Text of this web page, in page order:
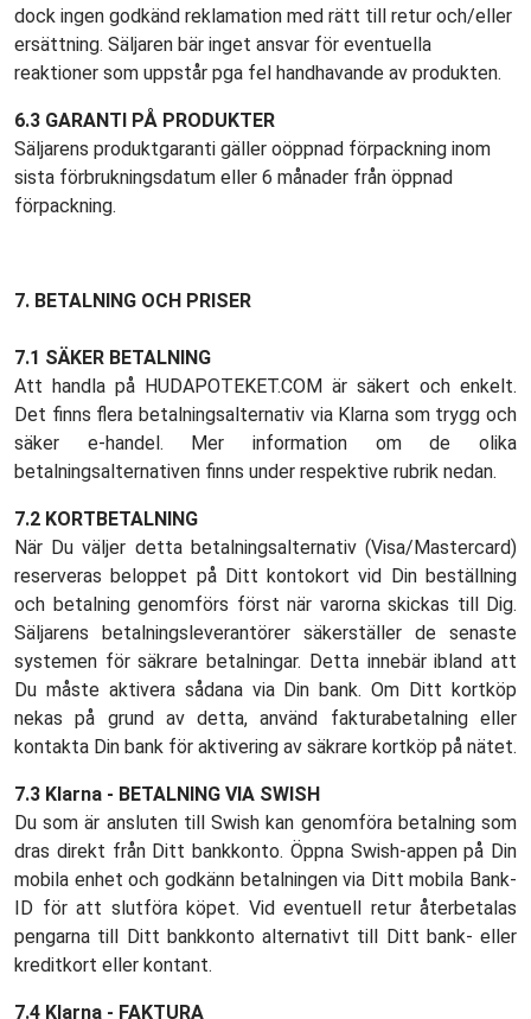
dock ingen godkänd reklamation med rätt till retur och/eller
ersättning. Säljaren bär inget ansvar för eventuella
reaktioner som uppstår pga fel handhavande av produkten.
6.3 GARANTI PÅ PRODUKTER
Säljarens produktgaranti gäller oöppnad förpackning inom
sista förbrukningsdatum eller 6 månader från öppnad
förpackning.
7. BETALNING OCH PRISER
7.1 SÄKER BETALNING
Att handla på HUDAPOTEKET.COM är säkert och enkelt.
Det finns flera betalningsalternativ via Klarna som trygg och
säker e-handel. Mer information om de olika
betalningsalternativen finns under respektive rubrik nedan.
7.2 KORTBETALNING
När Du väljer detta betalningsalternativ (Visa/Mastercard)
reserveras beloppet på Ditt kontokort vid Din beställning
och betalning genomförs först när varorna skickas till Dig.
Säljarens betalningsleverantörer säkerställer de senaste
systemen för säkrare betalningar. Detta innebär ibland att
Du måste aktivera sådana via Din bank. Om Ditt kortköp
nekas på grund av detta, använd fakturabetalning eller
kontakta Din bank för aktivering av säkrare kortköp på nätet.
7.3 Klarna - BETALNING VIA SWISH
Du som är ansluten till Swish kan genomföra betalning som
dras direkt från Ditt bankkonto. Öppna Swish-appen på Din
mobila enhet och godkänn betalningen via Ditt mobila Bank-
ID för att slutföra köpet. Vid eventuell retur återbetalas
pengarna till Ditt bankkonto alternativt till Ditt bank- eller
kreditkort eller kontant.
7.4 Klarna - FAKTURA